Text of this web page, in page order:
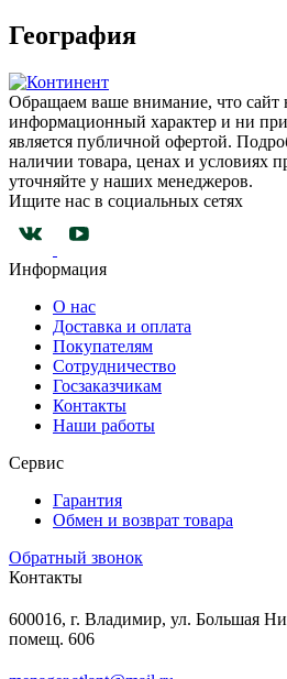
География
Обращаем ваше внимание, что сайт
информационный характер и ни
является публичной офертой.
наличии товара, ценах и условиях
уточняйте у наших менеджеров.
Ищите нас в социальных сетях
Информация
О нас
Доставка и оплата
Покупателям
Сотрудничество
Госзаказчикам
Контакты
Наши работы
Сервис
Гарантия
Обмен и возврат товара
Обратный звонок
Контакты
600016, г. Владимир, ул. Большая
помещ. 606